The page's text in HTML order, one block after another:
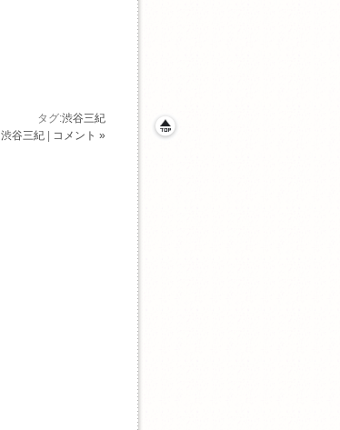
タグ:渋谷三紀
渋谷三紀 コメント »